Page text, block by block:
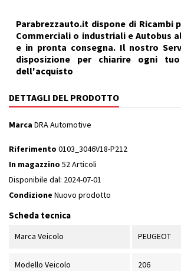
Parabrezzauto.it dispone di Ricambi
Commerciali o industriali e Autobus
e in pronta consegna. Il nostro
disposizione per chiarire ogni
dell'acquisto
DETTAGLI DEL PRODOTTO
Marca DRA Automotive
Riferimento 0103_3046V18-P212
In magazzino 52 Articoli
Disponibile dal: 2024-07-01
Condizione Nuovo prodotto
Scheda tecnica
Marca Veicolo PEUGEOT
Modello Veicolo 206